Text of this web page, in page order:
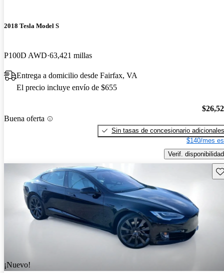
2018 Tesla Model S
P100D AWD 63,421 millas
Entrega a domicilio desde Fairfax, VA
El precio incluye envío de $655
Buena oferta
Sin tasas de concesionario adicionales
$140/mes
Verif. disponibilidad
¡Nuevo!